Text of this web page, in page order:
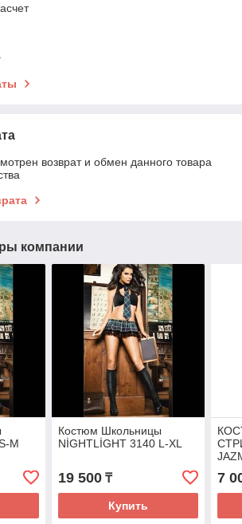
возврат и обмен данного товара
компании
M
Костюм Школьницы
NİGHTLİGHT 3140 L-XL
19 500₸
Купить
7